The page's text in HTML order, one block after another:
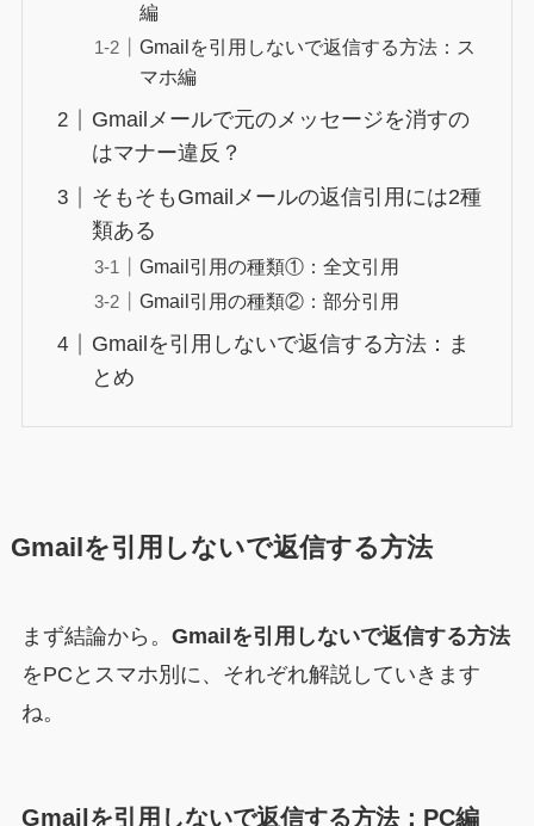
編
Gmailを引用しないで返信する方法：ス
マホ編
Gmailメールで元のメッセージを消すの
はマナー違反？
そもそもGmailメールの返信引用には2種
類ある
Gmail引用の種類①：全文引用
Gmail引用の種類②：部分引用
Gmailを引用しないで返信する方法：ま
とめ
Gmailを引用しないで返信する方法
まず結論から。 Gmailを引用しないで返信する方法
をPCとスマホ別に、それぞれ解説していきます
ね。
Gmailを引用しないで返信する方法：PC編